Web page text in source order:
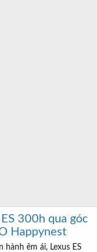
300h qua góc
Happynest
hành êm ái, Lexus ES